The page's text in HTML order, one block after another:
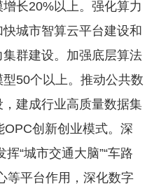
长20%以上。强化算力
城市智算云平台建设和
群建设。加强底层算法
50个以上。推动公共数
建成行业高质量数据集
创新创业模式。深
“城市交通大脑”“车路
等平台作用，深化数字